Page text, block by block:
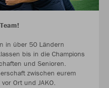
in über 50 Ländern
bis in die Champions
und Senioren.
zwischen eurem
Ort und JAKO.